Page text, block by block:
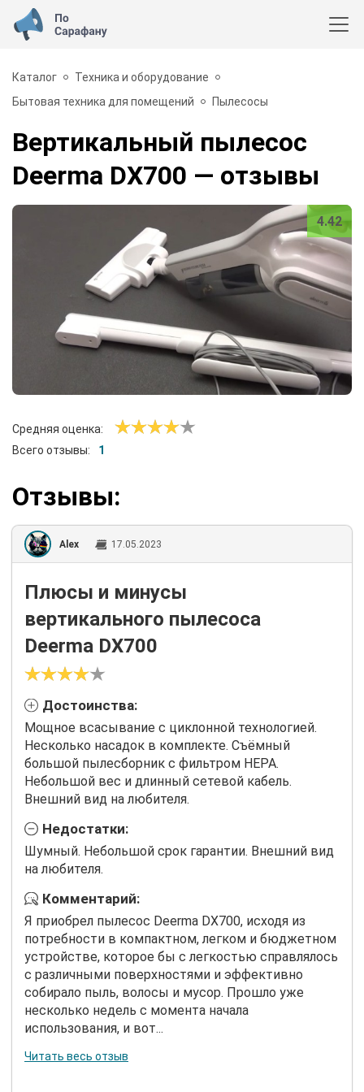
Каталог
Техника и оборудование
Бытовая техника для помещений
Пылесосы
Вертикальный пылесос
Deerma DX700 — отзывы
4.42
Средняя оценка:
Всего отзывы:
1
Отзывы:
Alex 17.05.2023
Плюсы и минусы
вертикального пылесоса
Deerma DX700
Достоинства:
Мощное всасывание с циклонной технологией.
Несколько насадок в комплекте. Съёмный
большой пылесборник с фильтром HEPA.
Небольшой вес и длинный сетевой кабель.
Внешний вид на любителя.
Недостатки:
Шумный. Небольшой срок гарантии. Внешний вид
на любителя.
Комментарий:
Я приобрел пылесос Deerma DX700, исходя из
потребности в компактном, легком и бюджетном
устройстве, которое бы с легкостью справлялось
с различными поверхностями и эффективно
собирало пыль, волосы и мусор. Прошло уже
несколько недель с момента начала
использования, и вот...
Читать весь отзыв